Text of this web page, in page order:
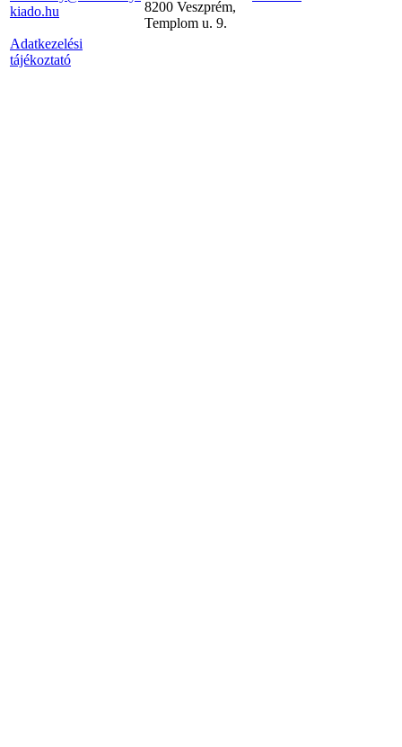
kiado.hu
Adatkezelési
tájékoztató
8200 Veszprém,
Templom u. 9.